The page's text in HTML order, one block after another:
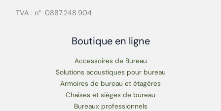
TVA : n° 0887.248.904
Boutique en ligne
Accessoires de Bureau
Solutions acoustiques pour bureau
Armoires de bureau et étagères
Chaises et sièges de bureau
Bureaux professionnels